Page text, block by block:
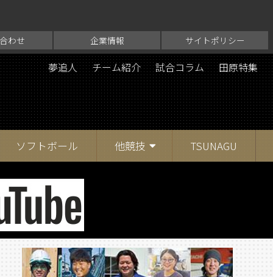
わせ 企業情報 サイトポリシー
夢追人 チーム紹介 試合コラム 田原特集
ソフトボール 他競技 TSUNAGU